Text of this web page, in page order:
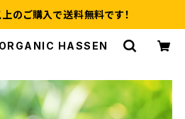
のご購入で送料無料です！
HASSEN